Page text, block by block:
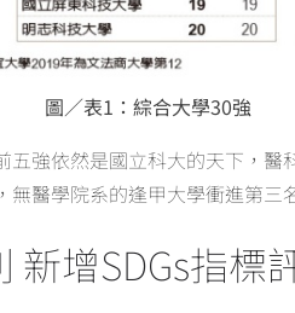
圖／表1：綜合大學30強
五強依然是國立科大的天下，醫
醫學院系的逢甲大學衝進第三
新增SDGs指標